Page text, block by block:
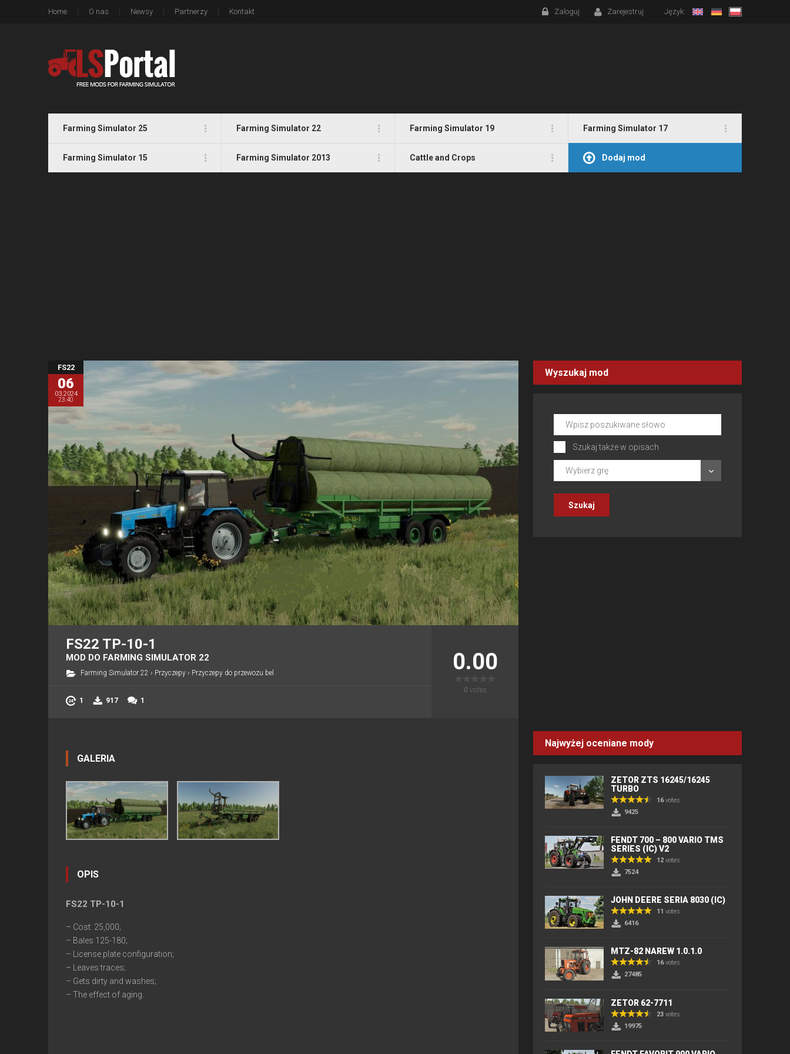
Home O nas Newsy Partnerzy Kontakt Zaloguj Zarejestruj Język:
Farming Simulator 25 Farming Simulator 22 Farming Simulator 19 Farming Simulator 17
Farming Simulator 15 Farming Simulator 2013 Cattle and Crops Dodaj mod
FS22
06
03.2024
23:40
FS22 TP-10-1
MOD DO FARMING SIMULATOR 22
Farming Simulator 22 › Przyczepy › Przyczepy do przewozu bel
1 917 1
0.00
0 votes
GALERIA
OPIS
FS22 TP-10-1
– Cost: 25,000;
– Bales 125-180;
– License plate configuration;
– Leaves traces;
– Gets dirty and washes;
– The effect of aging.
Wyszukaj mod
Szukaj także w opisach
Wybierz grę
Najwyżej oceniane mody
ZETOR ZTS 16245/16245
TURBO
16votes
9425
FENDT 700 – 800 VARIO TMS
SERIES (IC) V2
12 votes
7524
JOHN DEERE SERIA 8030 (IC)
11 votes
6416
MTZ-82 NAREW 1.0.1.0
16votes
27485
ZETOR 62-7711
23 votes
19975